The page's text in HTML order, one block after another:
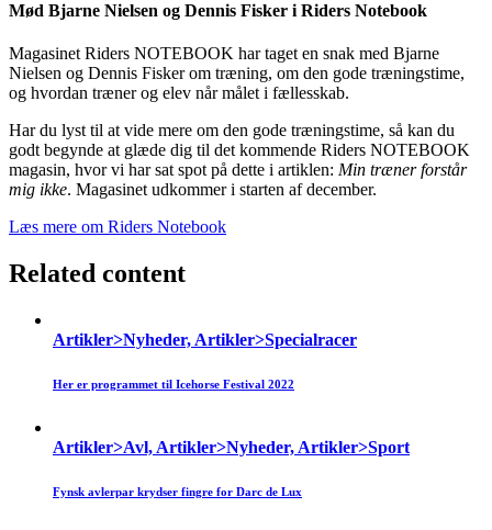
Mød Bjarne Nielsen og Dennis Fisker i Riders Notebook
Magasinet Riders NOTEBOOK har taget en snak med Bjarne
Nielsen og Dennis Fisker om træning, om den gode træningstime,
og hvordan træner og elev når målet i fællesskab.
Har du lyst til at vide mere om den gode træningstime, så kan du
godt begynde at glæde dig til det kommende Riders NOTEBOOK
magasin, hvor vi har sat spot på dette i artiklen: Min træner forstår
mig ikke. Magasinet udkommer i starten af december.
Læs mere om Riders Notebook
Related content
Artikler>Nyheder, Artikler>Specialracer
Her er programmet til Icehorse Festival 2022
Artikler>Avl, Artikler>Nyheder, Artikler>Sport
Fynsk avlerpar krydser fingre for Darc de Lux